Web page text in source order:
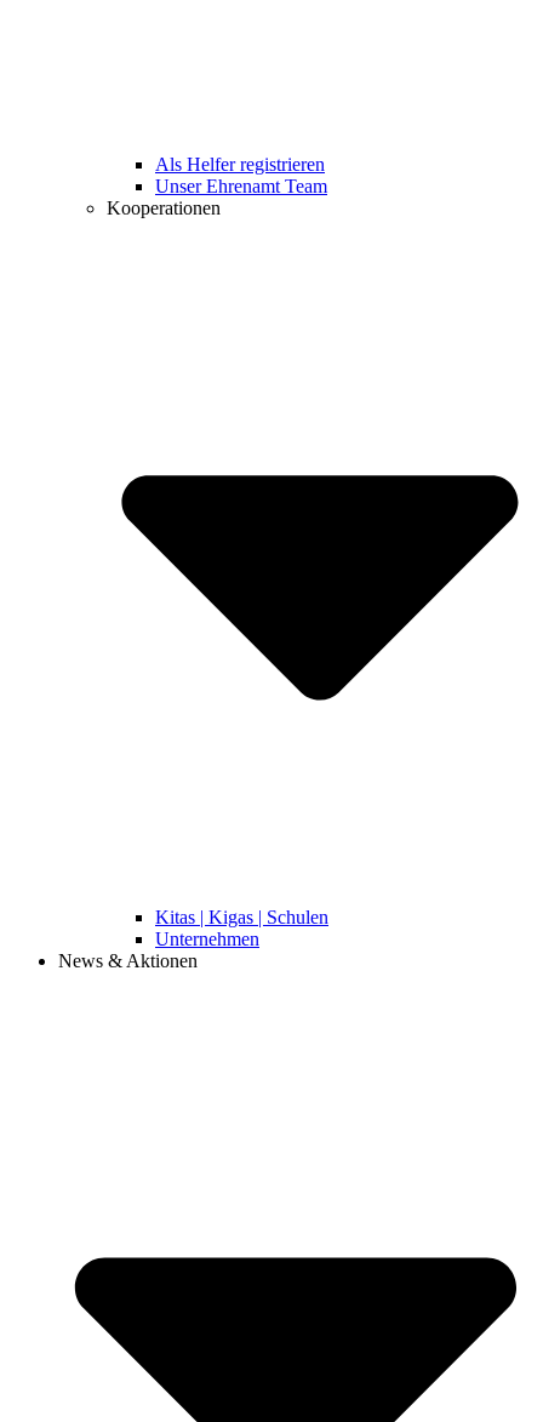
Als Helfer registrieren
Unser Ehrenamt Team
Kooperationen
Kitas | Kigas | Schulen
Unternehmen
News & Aktionen